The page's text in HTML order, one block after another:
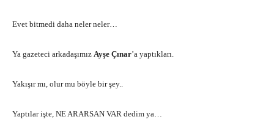
Evet bitmedi daha neler neler…
Ya gazeteci arkadaşımız Ayşe Çınar’a yaptıkları.
Yakışır mı, olur mu böyle bir şey..
Yaptılar işte, NE ARARSAN VAR dedim ya…